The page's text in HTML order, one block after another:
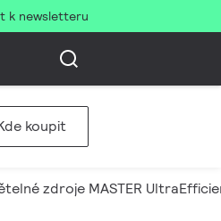
k newsletteru
koupit
zdroje MASTER